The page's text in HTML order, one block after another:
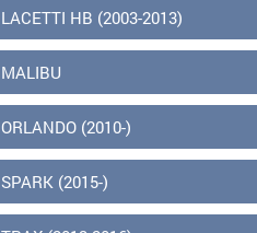
HB (2003-2013)
(2010-)
(2015-)